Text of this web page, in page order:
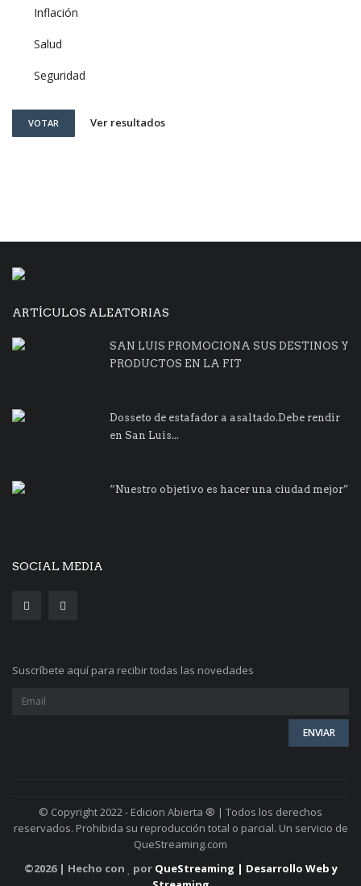
Inflación
Salud
Seguridad
VOTAR Ver resultados
ARTÍCULOS ALEATORIAS
SAN LUIS PROMOCIONA SUS DESTINOS Y
PRODUCTOS EN LA FIT
Dosseto de estafador a asaltado.Debe rendir
en San Luis...
“Nuestro objetivo es hacer una ciudad mejor”
SOCIAL MEDIA
Suscríbete aquí para recibir todas las novedades
© Copyright 2022 - Edicion Abierta ® | Todos los derechos
reservados. Prohibida su reproducción total o parcial. Un servicio de
QueStreaming.com
©2026 | Hecho con por QueStreaming | Desarrollo Web y